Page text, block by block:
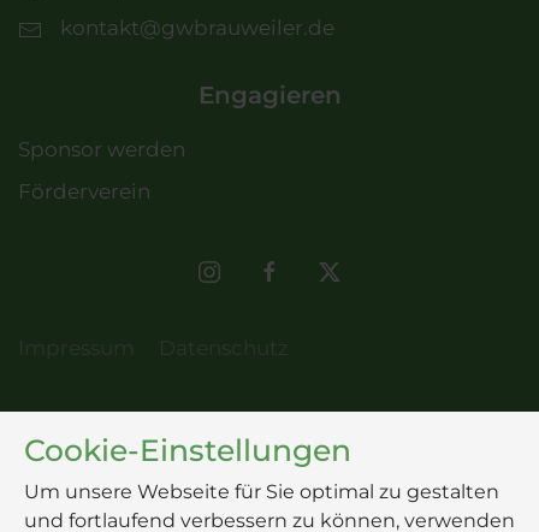
kontakt@gwbrauweiler.de
Engagieren
Sponsor werden
Förderverein
Cookie-Einstellungen
Um unsere Webseite für Sie optimal zu gestalten
und fortlaufend verbessern zu können, verwenden